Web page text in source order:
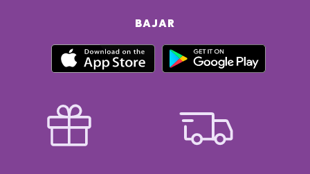
BAJAR